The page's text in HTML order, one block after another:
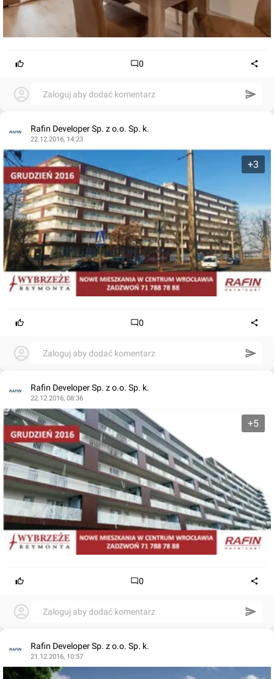
0
Zaloguj aby dodać komentarz
Rafin Developer Sp. z o.o. Sp. k.
22.12.2016, 14:23
+3
0
Zaloguj aby dodać komentarz
Rafin Developer Sp. z o.o. Sp. k.
22.12.2016, 08:36
+5
0
Zaloguj aby dodać komentarz
Rafin Developer Sp. z o.o. Sp. k.
21.12.2016, 10:57